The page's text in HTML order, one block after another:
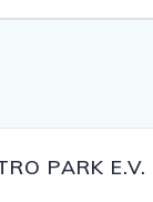
PARK E.V.